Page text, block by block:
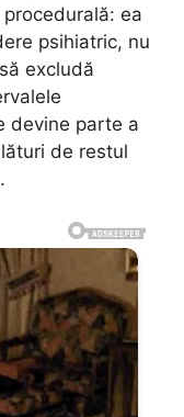
ea
psihiatric, nu
excludă
devine parte a
de restul